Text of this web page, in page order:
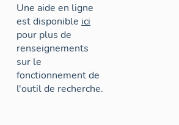
Une aide en ligne
est disponible ici
pour plus de
renseignements
sur le
fonctionnement de
l'outil de recherche.